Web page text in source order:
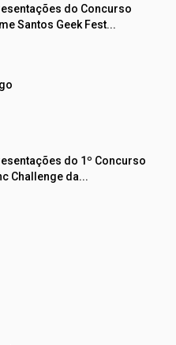
do Concurso
Santos Geek Fest...
do 1º Concurso
Challenge da...